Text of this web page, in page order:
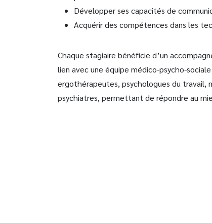
Développer ses capacités de
Acquérir des compétences dans les
Chaque stagiaire bénéficie d’un
lien avec une équipe médico-psycho-
ergothérapeutes, psychologues du travail,
psychiatres, permettant de répondre au